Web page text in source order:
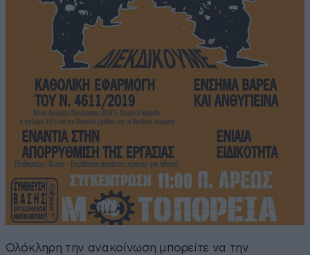
Ολόκληρη την ανακοίνωση μπορείτε να την